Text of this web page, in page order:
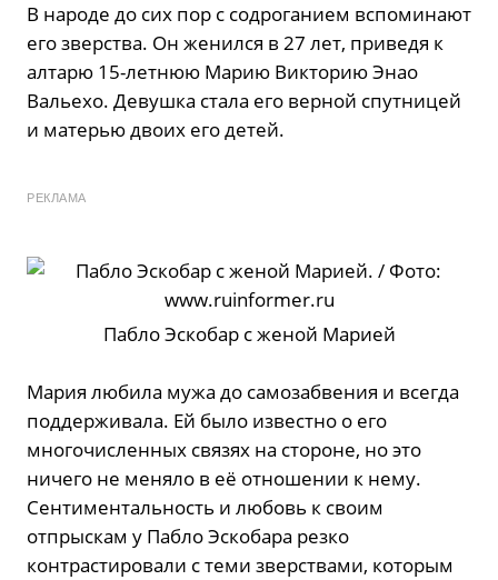
В народе до сих пор с содроганием вспоминают
его зверства. Он женился в 27 лет, приведя к
алтарю 15-летнюю Марию Викторию Энао
Вальехо. Девушка стала его верной спутницей
и матерью двоих его детей.
РЕКЛАМА
Пабло Эскобар с женой Марией
Мария любила мужа до самозабвения и всегда
поддерживала. Ей было известно о его
многочисленных связях на стороне, но это
ничего не меняло в её отношении к нему.
Сентиментальность и любовь к своим
отпрыскам у Пабло Эскобара резко
контрастировали с теми зверствами, которым